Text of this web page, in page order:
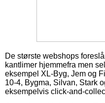
De største webshops
kantlimer hjemmefra men
eksempel XL-Byg, Jem og
10-4, Bygma, Silvan, Stark
eksempelvis click-and-